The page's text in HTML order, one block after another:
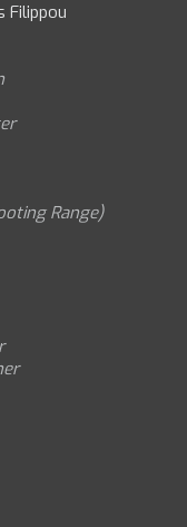
Filippou
Range)